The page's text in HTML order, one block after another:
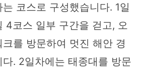
코스로 구성했습니다. 1일
4코스 일부 구간을 걷고, 오
를 방문하여 멋진 해안 경
. 2일차에는 태종대를 방문